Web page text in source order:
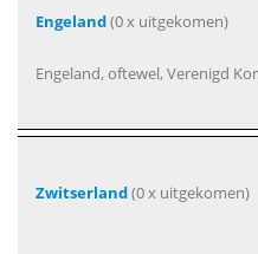
Engeland(0 x uitgekomen)
Engeland, oftewel, Verenigd
Zwitserland(0 x uitgekomen)